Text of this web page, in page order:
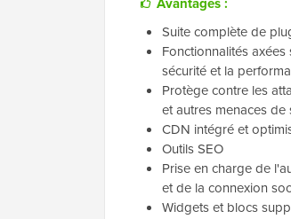
Suite complète de
Fonctionnalités
sécurité et la
Protège contre les
et autres menaces de
CDN intégré et
Outils SEO
Prise en charge de
et de la connexion
Widgets et blocs